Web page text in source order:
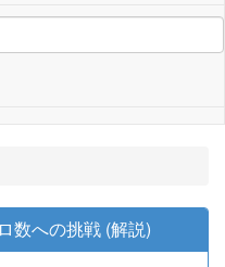
数への挑戦 (解説)